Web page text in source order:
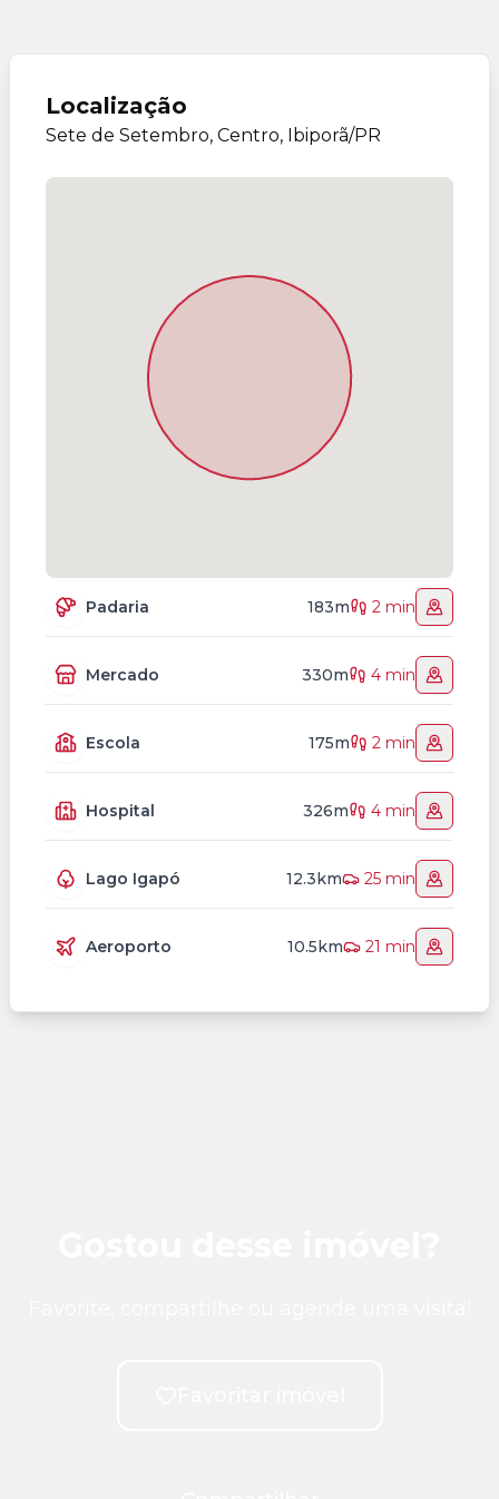
Localização
Sete de Setembro, Centro, Ibiporã/PR
Padaria 183m 2 min
Mercado 330m 4 min
Escola 175m 2 min
Hospital 326m 4 min
Lago Igapó 12.3km 25 min
Aeroporto 10.5km 21 min